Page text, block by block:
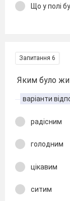
Що у полі
Запитання 6
Яким було
варіанти
радісним
голодним
цікавим
ситим